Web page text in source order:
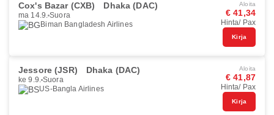
Cox's Bazar (CXB) Dhaka (DAC)
ma 14.9. Suora
Biman Bangladesh Airlines
Aloita
€ 41,34
Hinta/ Pax
Kirja
Jessore (JSR) Dhaka (DAC)
ke 9.9. Suora
US-Bangla Airlines
Aloita
€ 41,87
Hinta/ Pax
Kirja